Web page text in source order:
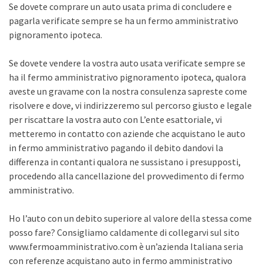
Se dovete comprare un auto usata prima di concludere e
pagarla verificate sempre se ha un fermo amministrativo
pignoramento ipoteca.
Se dovete vendere la vostra auto usata verificate sempre se
ha il fermo amministrativo pignoramento ipoteca, qualora
aveste un gravame con la nostra consulenza sapreste come
risolvere e dove, vi indirizzeremo sul percorso giusto e legale
per riscattare la vostra auto con L’ente esattoriale, vi
metteremo in contatto con aziende che acquistano le auto
in fermo amministrativo pagando il debito dandovi la
differenza in contanti qualora ne sussistano i presupposti,
procedendo alla cancellazione del provvedimento di fermo
amministrativo.
Ho l’auto con un debito superiore al valore della stessa come
posso fare? Consigliamo caldamente di collegarvi sul sito
www.fermoamministrativo.com è un’azienda Italiana seria
con referenze acquistano auto in fermo amministrativo